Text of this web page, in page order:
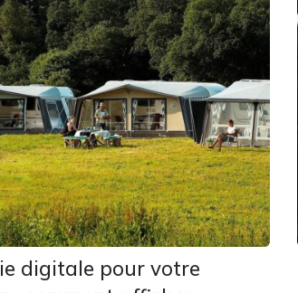
digitale pour votre